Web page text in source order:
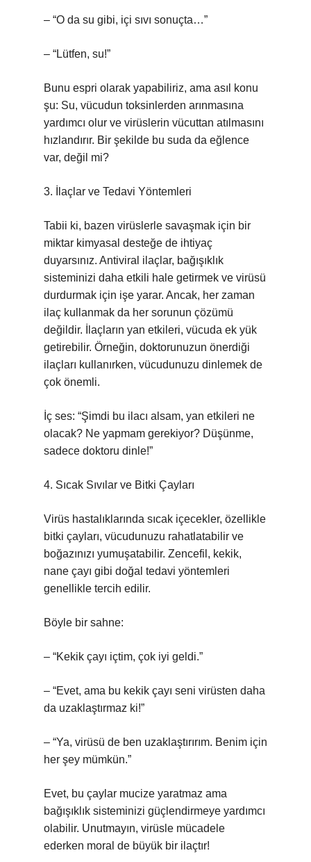
– “O da su gibi, içi sıvı sonuçta…”
– “Lütfen, su!”
Bunu espri olarak yapabiliriz, ama asıl konu
şu: Su, vücudun toksinlerden arınmasına
yardımcı olur ve virüslerin vücuttan atılmasını
hızlandırır. Bir şekilde bu suda da eğlence
var, değil mi?
3. İlaçlar ve Tedavi Yöntemleri
Tabii ki, bazen virüslerle savaşmak için bir
miktar kimyasal desteğe de ihtiyaç
duyarsınız. Antiviral ilaçlar, bağışıklık
sisteminizi daha etkili hale getirmek ve virüsü
durdurmak için işe yarar. Ancak, her zaman
ilaç kullanmak da her sorunun çözümü
değildir. İlaçların yan etkileri, vücuda ek yük
getirebilir. Örneğin, doktorunuzun önerdiği
ilaçları kullanırken, vücudunuzu dinlemek de
çok önemli.
İç ses: “Şimdi bu ilacı alsam, yan etkileri ne
olacak? Ne yapmam gerekiyor? Düşünme,
sadece doktoru dinle!”
4. Sıcak Sıvılar ve Bitki Çayları
Virüs hastalıklarında sıcak içecekler, özellikle
bitki çayları, vücudunuzu rahatlatabilir ve
boğazınızı yumuşatabilir. Zencefil, kekik,
nane çayı gibi doğal tedavi yöntemleri
genellikle tercih edilir.
Böyle bir sahne:
– “Kekik çayı içtim, çok iyi geldi.”
– “Evet, ama bu kekik çayı seni virüsten daha
da uzaklaştırmaz ki!”
– “Ya, virüsü de ben uzaklaştırırım. Benim için
her şey mümkün.”
Evet, bu çaylar mucize yaratmaz ama
bağışıklık sisteminizi güçlendirmeye yardımcı
olabilir. Unutmayın, virüsle mücadele
ederken moral de büyük bir ilaçtır!